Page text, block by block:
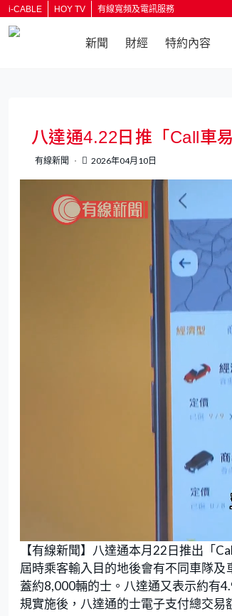
i-CABLE HOY TV 有線寬頻及電訊服務
新聞 財經 特約內容
八達通4.22日推「Call車
有線新聞 2026年04月10日
n
m
u
t
e
【有線新聞】八達通本月22日推出「
屆時乘客輸入目的地後會有不同車隊
蓋約8,000輛的士。八達通又表示約有
規實施後，八達通的士電子支付總交易